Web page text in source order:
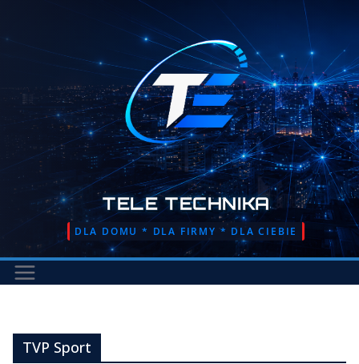
TELE TECHNIKA
DLA DOMU * DLA FIRMY * DLA CIEBIE
TVP Sport